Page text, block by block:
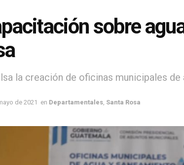
sobre
la creación de oficinas municipales
de 2021 en Departamentales Santa Rosa